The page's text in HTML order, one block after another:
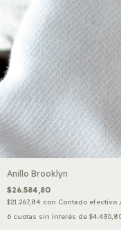
Anillo Brooklyn
$26.584,80
$21.267,84 con Contado efectivo
6 cuotas sin interés de